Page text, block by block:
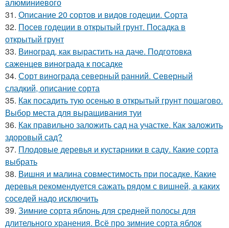
31. Описание 20 сортов и видов годеции. Сорта
32. Посев годеции в открытый грунт. Посадка в
открытый грунт
33. Виноград, как вырастить на даче. Подготовка
саженцев винограда к посадке
34. Сорт винограда северный ранний. Северный
сладкий, описание сорта
35. Как посадить тую осенью в открытый грунт пошагово.
Выбор места для выращивания туи
36. Как правильно заложить сад на участке. Как заложить
здоровый сад?
37. Плодовые деревья и кустарники в саду. Какие сорта
выбрать
38. Вишня и малина совместимость при посадке. Какие
деревья рекомендуется сажать рядом с вишней, а каких
соседей надо исключить
39. Зимние сорта яблонь для средней полосы для
длительного хранения. Всё про зимние сорта яблок